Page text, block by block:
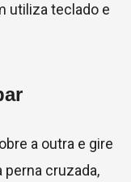
utiliza teclado e
a outra e gire
perna cruzada,